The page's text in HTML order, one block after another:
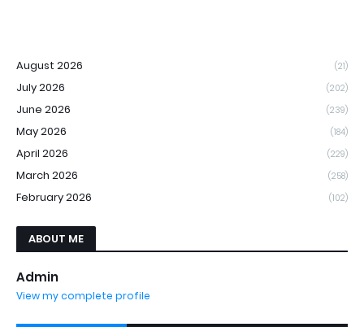
August 2026 (21)
July 2026 (202)
June 2026 (239)
May 2026 (184)
April 2026 (229)
March 2026 (258)
February 2026 (102)
ABOUT ME
Admin
View my complete profile